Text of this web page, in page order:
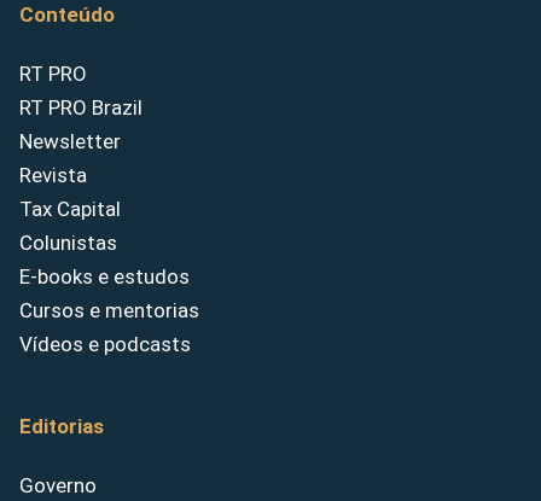
Conteúdo
RT PRO
RT PRO Brazil
Newsletter
Revista
Tax Capital
Colunistas
E-books e estudos
Cursos e mentorias
Vídeos e podcasts
Editorias
Governo